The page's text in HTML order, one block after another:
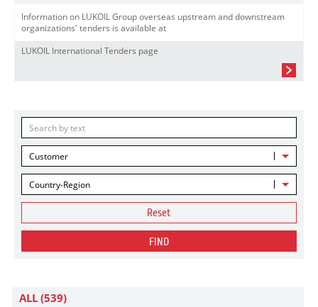
Information on LUKOIL Group overseas upstream and downstream
organizations' tenders is available at
LUKOIL International Tenders page
Customer
Country-Region
Reset
FIND
ALL (539)